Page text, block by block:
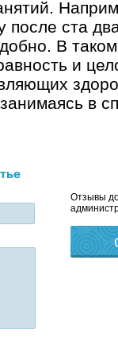
после ста
В
и
в
Отзывы